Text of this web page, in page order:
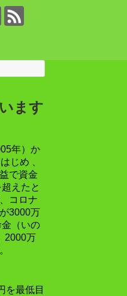
ます
年）か
じめ 、
で資金
えたと
コロナ
3000万
（いの
2000万
を最低目